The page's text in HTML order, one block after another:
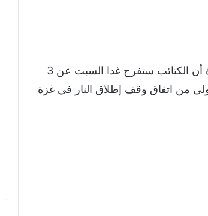
وفي وقت سابق الجمعة، أعلن متحدث “القسام” أبو عبيدة أن الكتائب ستفرج غدا السبت عن 3
من اتفاق وقف إطلاق النار في غزة